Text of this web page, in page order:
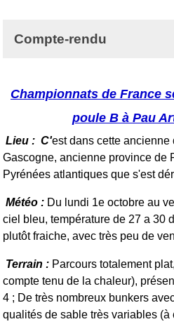
Compte-rendu
Championnats de France
poule B à Pau
Lieu : C'est dans cette
Gascogne, ancienne province de
Pyrénées atlantiques que s'est
Météo : Du lundi 1e octobre au
ciel bleu, température de 27 a 30
plutôt fraiche, avec très peu de
Terrain : Parcours totalement
compte tenu de la chaleur),
4 ; De très nombreux bunkers
qualités de sable très variables (à